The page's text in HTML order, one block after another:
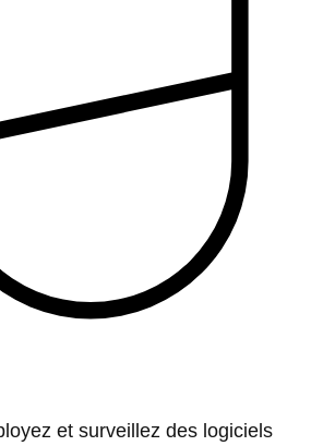
et surveillez des logiciels